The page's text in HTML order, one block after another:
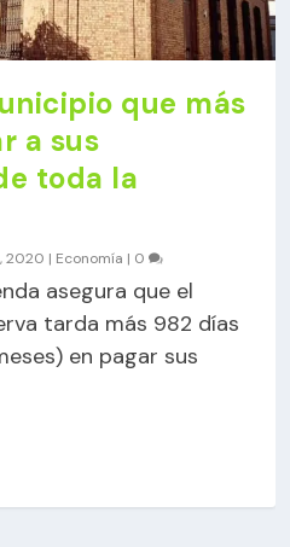
que más
a sus
toda la
2020 | Economía | 0
asegura que el
tarda más 982 días
en pagar sus